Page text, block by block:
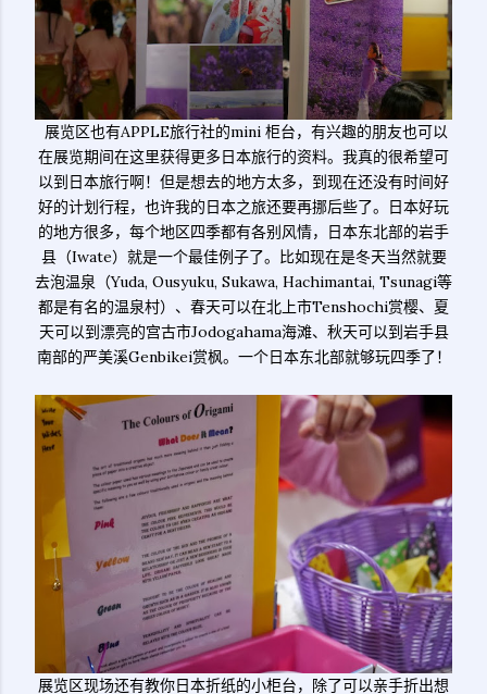
展览区也有APPLE旅行社的mini 柜台，有兴趣的朋友也可以
在展览期间在这里获得更多日本旅行的资料。我真的很希望可
以到日本旅行啊！但是想去的地方太多，到现在还没有时间好
好的计划行程，也许我的日本之旅还要再挪后些了。日本好玩
的地方很多，每个地区四季都有各别风情，日本东北部的岩手
县（Iwate）就是一个最佳例子了。比如现在是冬天当然就要
去泡温泉（Yuda, Ousyuku, Sukawa, Hachimantai, Tsunagi等
都是有名的温泉村）、春天可以在北上市Tenshochi赏樱、夏
天可以到漂亮的宫古市Jodogahama海滩、秋天可以到岩手县
南部的严美溪Genbikei赏枫。一个日本东北部就够玩四季了！
展览区现场还有教你日本折纸的小柜台，除了可以亲手折出想